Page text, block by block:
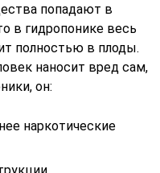
попадают в
в гидропонике весь
полностью в плоды.
наносит вред сам,
он:
наркотические